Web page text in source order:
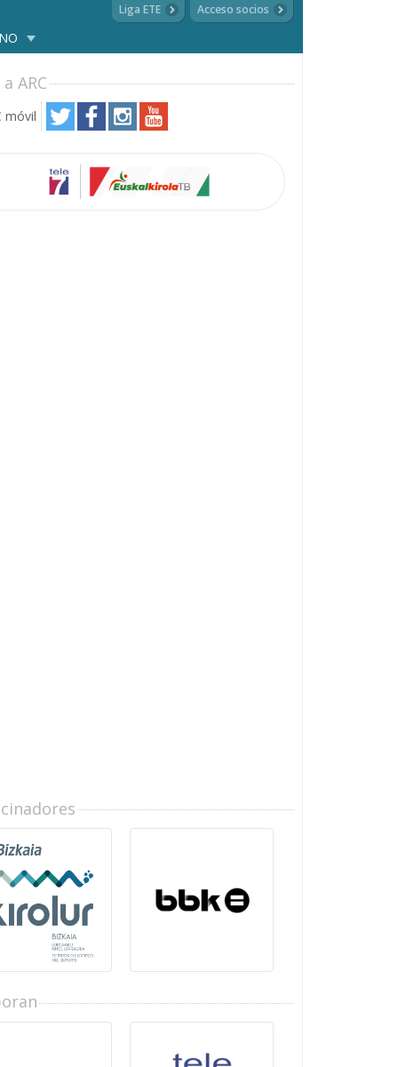
Liga ETE Acceso socios
ARC
móvil